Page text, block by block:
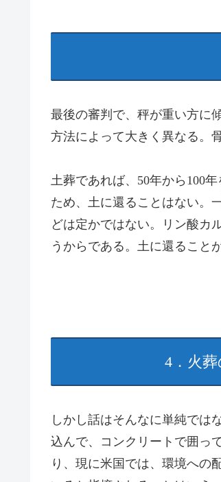
最後の審判で、秤が重い方に
方法によって大きく異なる。
土葬であれば、50年から100
ため、土に還ることはない。
どは定かではない。リン酸カ
うからである。土に還ること
4．火
しかし話はそんなに単純では
込んで、コンクリートで囲っ
り、現に米国では、環境への